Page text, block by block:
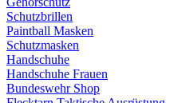
Schutzbrillen
Paintball Masken
Schutzmasken
Handschuhe
Handschuhe Frauen
Bundeswehr Shop